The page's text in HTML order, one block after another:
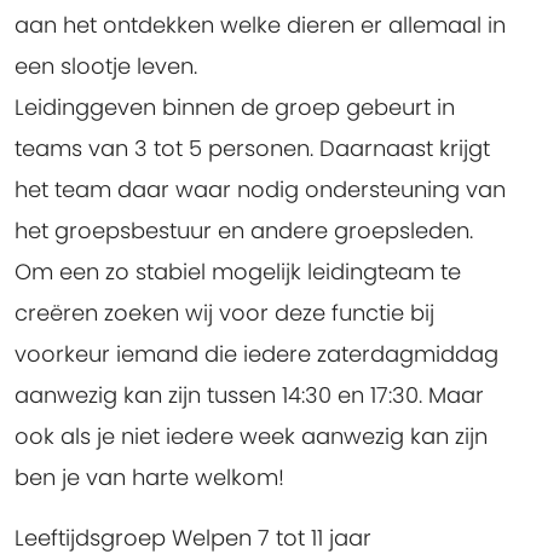
aan het ontdekken welke dieren er allemaal in
een slootje leven.
Leidinggeven binnen de groep gebeurt in
teams van 3 tot 5 personen. Daarnaast krijgt
het team daar waar nodig ondersteuning van
het groepsbestuur en andere groepsleden.
Om een zo stabiel mogelijk leidingteam te
creëren zoeken wij voor deze functie bij
voorkeur iemand die iedere zaterdagmiddag
aanwezig kan zijn tussen 14:30 en 17:30. Maar
ook als je niet iedere week aanwezig kan zijn
ben je van harte welkom!
Leeftijdsgroep Welpen 7 tot 11 jaar